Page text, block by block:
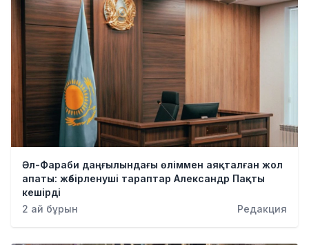
Әл-Фараби даңғылындағы өліммен аяқталған жол
апаты: жәбірленуші тараптар Александр Пақты
кешірді
2 ай бұрын
Редакция